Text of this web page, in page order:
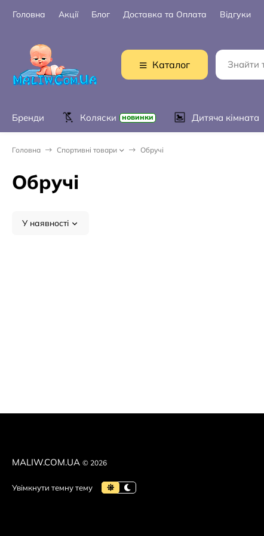
Головна Акції Блог Доставка та Оплата Відгуки
Каталог
Бренди Коляски новинки Дитяча кімната
Головна Спортивні товари Обручі
Обручі
У наявності
MALIW.COM.UA © 2026